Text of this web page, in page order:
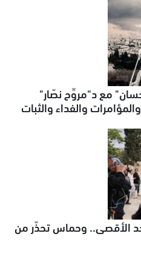
مع د"مروِّح نصّار"
والفداء والثبات
الأقصى.. وحماس تحذّر من